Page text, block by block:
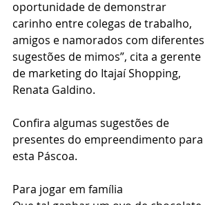
oportunidade de demonstrar
carinho entre colegas de trabalho,
amigos e namorados com diferentes
sugestões de mimos”, cita a gerente
de marketing do Itajaí Shopping,
Renata Galdino.
Confira algumas sugestões de
presentes do empreendimento para
esta Páscoa.
Para jogar em família